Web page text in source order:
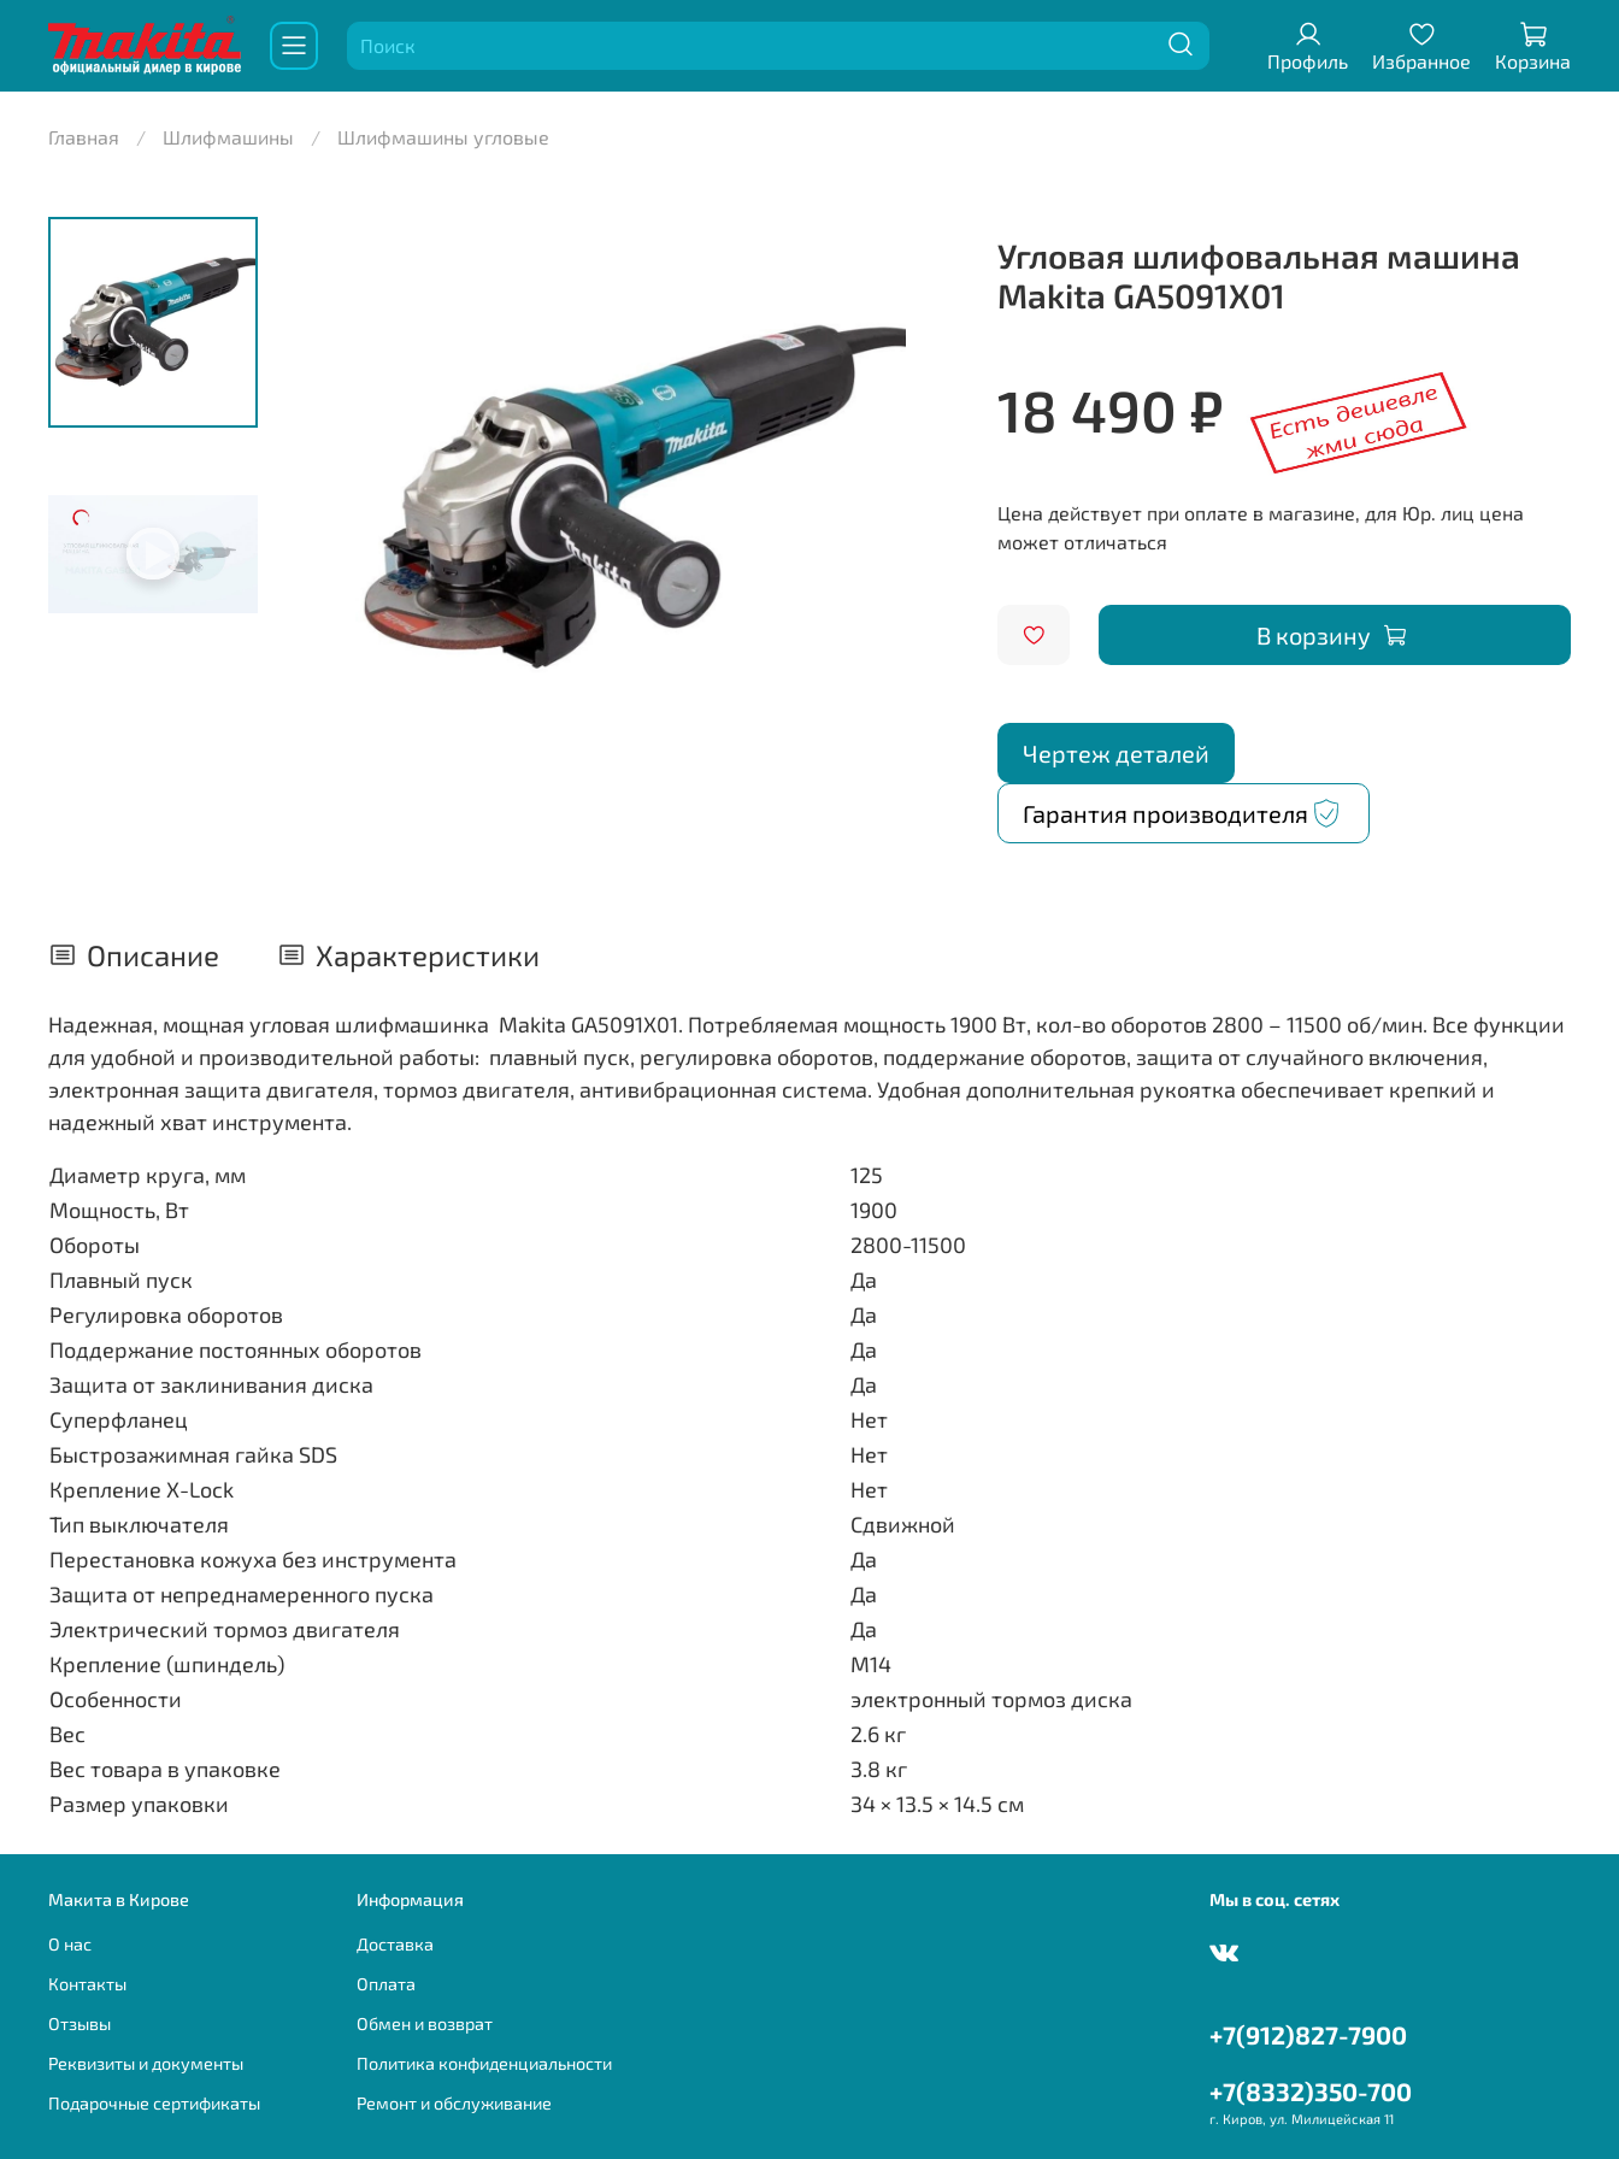
Профиль Избранное Корзина
Главная Шлифмашины Шлифмашины угловые
Угловая шлифовальная машина
Makita GA5091X01
18 490 ₽
В корзину
Чертеж деталей
Гарантия производителя
Описание Характеристики
Надежная, мощная угловая шлифмашинка Makita GA5091X01. Потребляемая мощность 1900 Вт, кол-во оборотов 2800 – 11500 об/мин. Все функции
для удобной и производительной работы: плавный пуск, регулировка оборотов, поддержание оборотов, защита от случайного включения,
электронная защита двигателя, тормоз двигателя, антивибрационная система. Удобная дополнительная рукоятка обеспечивает крепкий и
надежный хват инструмента.
Диаметр круга, мм
125
Мощность, Вт
1900
Обороты
2800-11500
Плавный пуск
Да
Регулировка оборотов
Да
Поддержание постоянных оборотов
Да
Защита от заклинивания диска
Да
Суперфланец
Нет
Быстрозажимная гайка SDS
Нет
Крепление X-Lock
Нет
Тип выключателя
Сдвижной
Перестановка кожуха без инструмента
Да
Защита от непреднамеренного пуска
Да
Электрический тормоз двигателя
Да
Крепление (шпиндель)
М14
Особенности
электронный тормоз диска
Вес
2.6 кг
Вес товара в упаковке
3.8 кг
Размер упаковки
34 × 13.5 × 14.5 см
Макита в Кирове
О нас
Контакты
Отзывы
Реквизиты и документы
Подарочные сертификаты
Информация
Доставка
Оплата
Обмен и возврат
Политика конфиденциальности
Ремонт и обслуживание
Мы в соц. сетях
+7(912)827-7900
+7(8332)350-700
г. Киров, ул. Милицейская 11